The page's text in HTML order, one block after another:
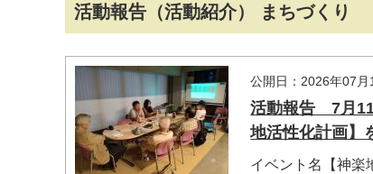
活動報告（活動紹介） まちづくり
公開日：2026年07月
活動報告 7月11
地活性化計画】
イベント名【神楽